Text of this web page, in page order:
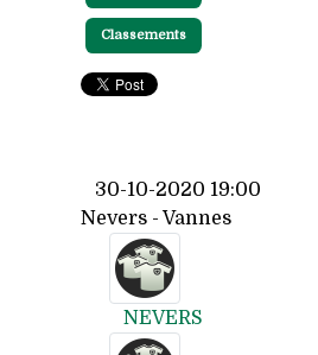
Classements
30-10-2020 19:00
Nevers - Vannes
NEVERS